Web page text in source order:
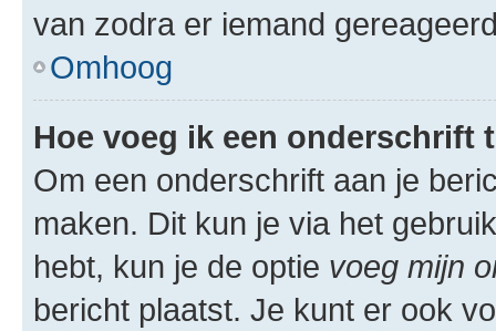
van zodra er iemand
Omhoog
Hoe voeg ik een onderschrift
Om een onderschrift aan je
maken. Dit kun je via het
hebt, kun je de optie voeg mijn
bericht plaatst. Je kunt er ook